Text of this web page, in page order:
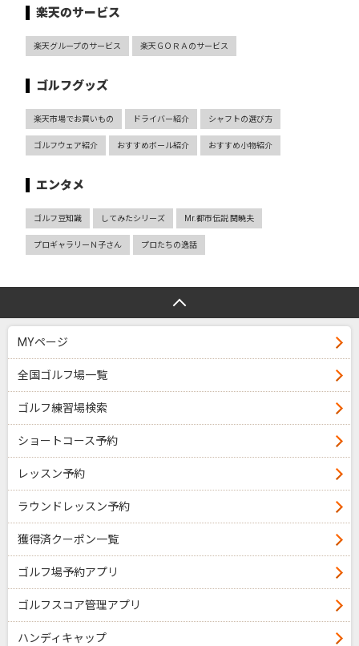
楽天のサービス
楽天グループのサービス 楽天ＧＯＲＡのサービス
ゴルフグッズ
楽天市場でお買いもの ドライバー紹介 シャフトの選び方
ゴルフウェア紹介 おすすめボール紹介 おすすめ小物紹介
エンタメ
ゴルフ豆知識 してみたシリーズ Mr.都市伝説 関暁夫
プロギャラリーＮ子さん プロたちの逸話
MYページ
全国ゴルフ場一覧
ゴルフ練習場検索
ショートコース予約
レッスン予約
ラウンドレッスン予約
獲得済クーポン一覧
ゴルフ場予約アプリ
ゴルフスコア管理アプリ
ハンディキャップ